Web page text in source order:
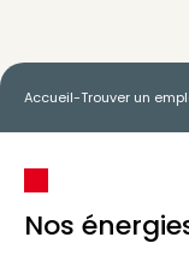
Accueil-Trouver un
Nos